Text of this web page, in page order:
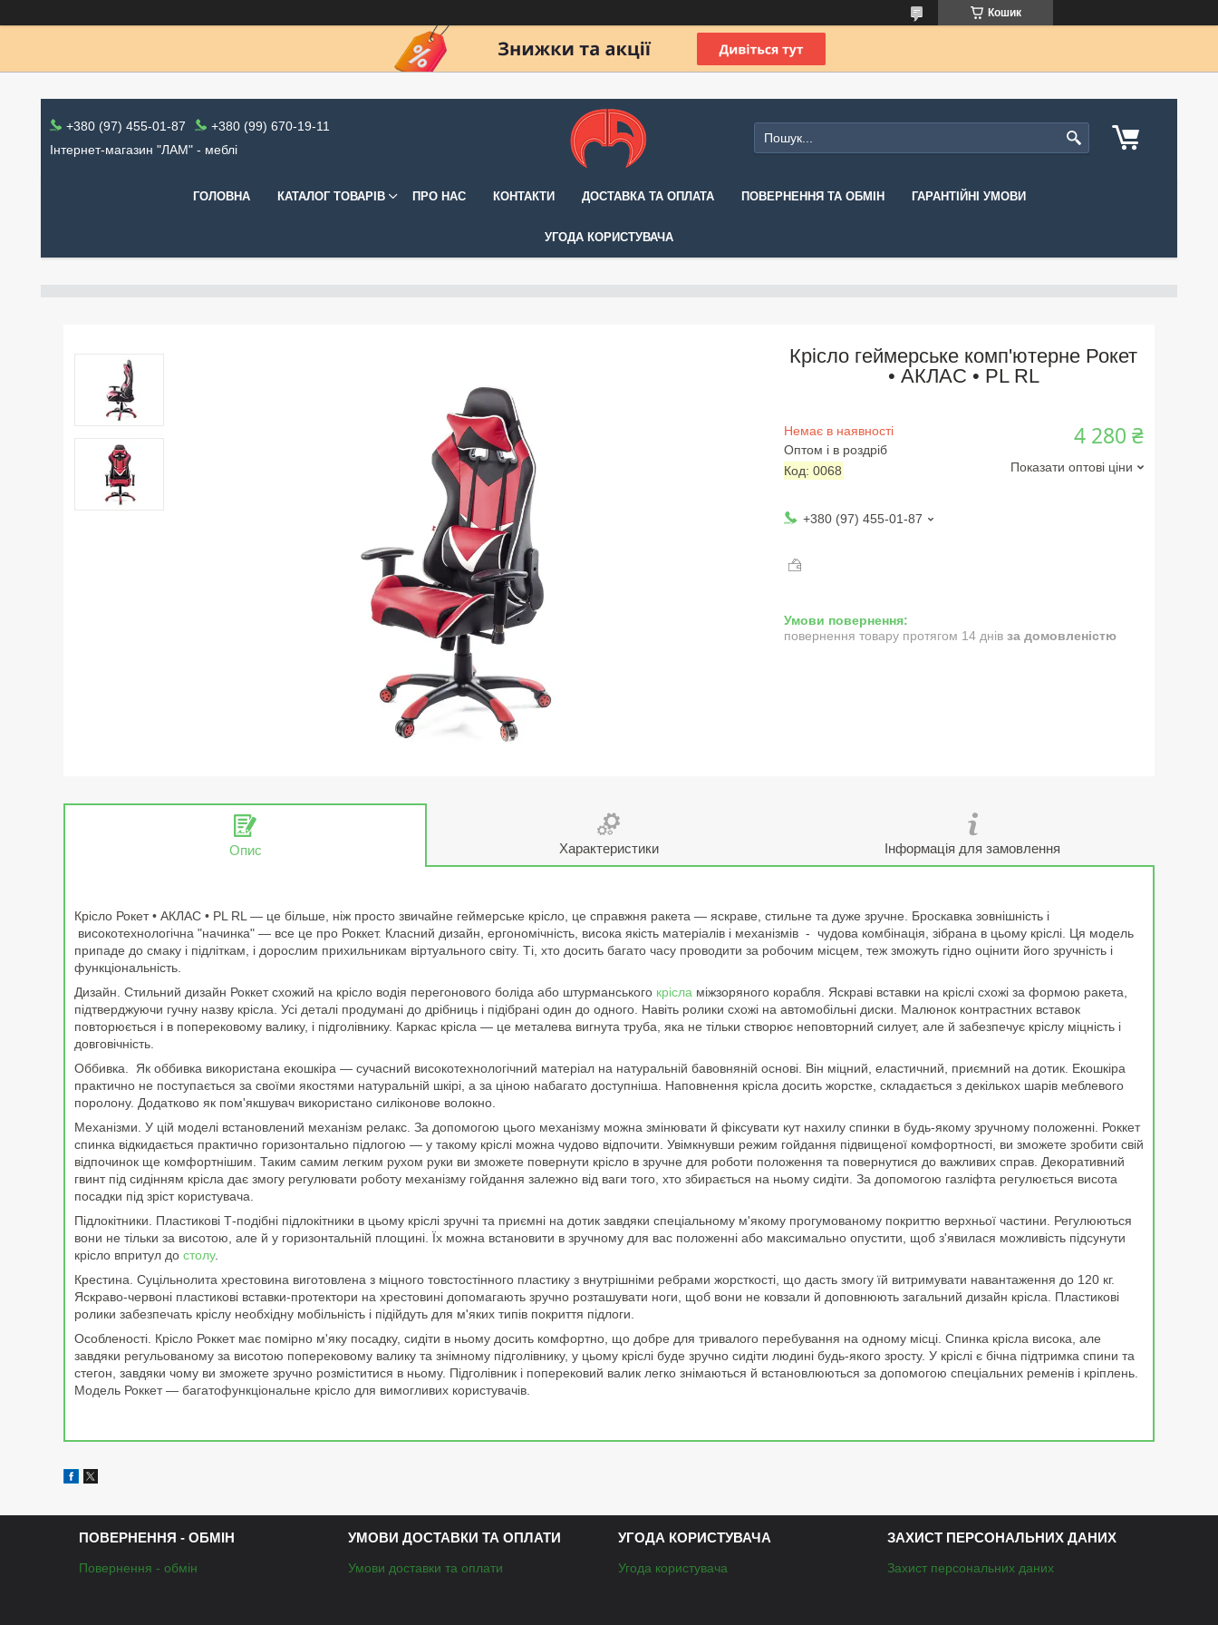
Кошик
+380 (97) 455-01-87
+380 (99) 670-19-11
Інтернет-магазин "ЛАМ" - меблі
ГОЛОВНА КАТАЛОГ ТОВАРІВ ПРО НАС КОНТАКТИ ДОСТАВКА ТА ОПЛАТА ПОВЕРНЕННЯ ТА ОБМІН ГАРАНТІЙНІ УМОВИ
УГОДА КОРИСТУВАЧА
Крісло геймерське комп'ютерне Рокет
• АКЛАС • PL RL
Немає в наявності
Оптом і в роздріб
Код: 0068
4 280 ₴
Показати оптові ціни
+380 (97) 455-01-87
повернення товару протягом 14 днів за домовленістю
Опис Характеристики Інформація для замовлення
Крісло Рокет • АКЛАС • PL RL — це більше, ніж просто звичайне геймерське крісло, це справжня ракета — яскраве, стильне та дуже зручне. Броскавка зовнішність і
високотехнологічна "начинка" — все це про Роккет. Класний дизайн, ергономічність, висока якість матеріалів і механізмів - чудова комбінація, зібрана в цьому кріслі. Ця модель
припаде до смаку і підліткам, і дорослим прихильникам віртуального світу. Ті, хто досить багато часу проводити за робочим місцем, теж зможуть гідно оцінити його зручність і
функціональність.
Дизайн. Стильний дизайн Роккет схожий на крісло водія перегонового боліда або штурманського крісла міжзоряного корабля. Яскраві вставки на кріслі схожі за формою ракета,
підтверджуючи гучну назву крісла. Усі деталі продумані до дрібниць і підібрані один до одного. Навіть ролики схожі на автомобільні диски. Малюнок контрастних вставок
повторюється і в поперековому валику, і підголівнику. Каркас крісла — це металева вигнута труба, яка не тільки створює неповторний силует, але й забезпечує кріслу міцність і
довговічність.
Оббивка. Як оббивка використана екошкіра — сучасний високотехнологічний матеріал на натуральній бавовняній основі. Він міцний, еластичний, приємний на дотик. Екошкіра
практично не поступається за своїми якостями натуральній шкірі, а за ціною набагато доступніша. Наповнення крісла досить жорстке, складається з декількох шарів меблевого
поролону. Додатково як пом'якшувач використано силіконове волокно.
Механізми. У цій моделі встановлений механізм релакс. За допомогою цього механізму можна змінювати й фіксувати кут нахилу спинки в будь-якому зручному положенні. Роккет
спинка відкидається практично горизонтально підлогою — у такому кріслі можна чудово відпочити. Увімкнувши режим гойдання підвищеної комфортності, ви зможете зробити свій
відпочинок ще комфортнішим. Таким самим легким рухом руки ви зможете повернути крісло в зручне для роботи положення та повернутися до важливих справ. Декоративний
гвинт під сидінням крісла дає змогу регулювати роботу механізму гойдання залежно від ваги того, хто збирається на ньому сидіти. За допомогою газліфта регулюється висота
посадки під зріст користувача.
Підлокітники. Пластикові Т-подібні підлокітники в цьому кріслі зручні та приємні на дотик завдяки спеціальному м'якому прогумованому покриттю верхньої частини. Регулюються
вони не тільки за висотою, але й у горизонтальній площині. Їх можна встановити в зручному для вас положенні або максимально опустити, щоб з'явилася можливість підсунути
крісло впритул до столу.
Крестина. Суцільнолита хрестовина виготовлена з міцного товстостінного пластику з внутрішніми ребрами жорсткості, що дасть змогу їй витримувати навантаження до 120 кг.
Яскраво-червоні пластикові вставки-протектори на хрестовині допомагають зручно розташувати ноги, щоб вони не ковзали й доповнюють загальний дизайн крісла. Пластикові
ролики забезпечать кріслу необхідну мобільність і підійдуть для м'яких типів покриття підлоги.
Особленості. Крісло Роккет має помірно м'яку посадку, сидіти в ньому досить комфортно, що добре для тривалого перебування на одному місці. Спинка крісла висока, але
завдяки регульованому за висотою поперековому валику та знімному підголівнику, у цьому кріслі буде зручно сидіти людині будь-якого зросту. У кріслі є бічна підтримка спини та
стегон, завдяки чому ви зможете зручно розміститися в ньому. Підголівник і поперековий валик легко знімаються й встановлюються за допомогою спеціальних ременів і кріплень.
Модель Роккет — багатофункціональне крісло для вимогливих користувачів.
ПОВЕРНЕННЯ - ОБМІН
Повернення - обмін
УМОВИ ДОСТАВКИ ТА ОПЛАТИ
Умови доставки та оплати
УГОДА КОРИСТУВАЧА
Угода користувача
ЗАХИСТ ПЕРСОНАЛЬНИХ ДАНИХ
Захист персональних даних